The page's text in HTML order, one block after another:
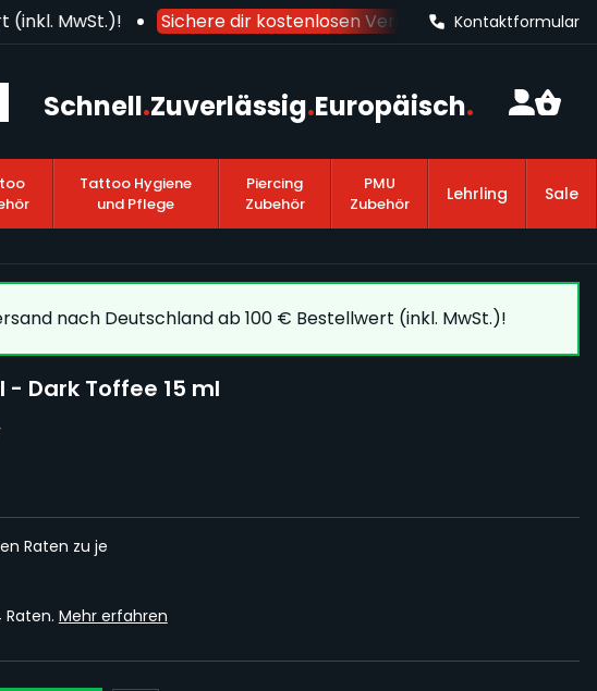
MwSt.)! Sichere dir kostenlosen Versand nach Deutschland
Kontaktformular
Schnell.Zuverlässig.Europäisch.
Tattoo Hygiene
und Pflege
Piercing
Zubehör
PMU
Zubehör
Lehrling Sale
nach Deutschland ab 100 € Bestellwert (inkl. MwSt.)!
Dark Toffee 15 ml
Raten zu je
Mehr erfahren